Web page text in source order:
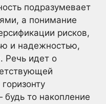
подразумевает
а понимание
рисков,
и надежностью,
Речь идет о
то накопление